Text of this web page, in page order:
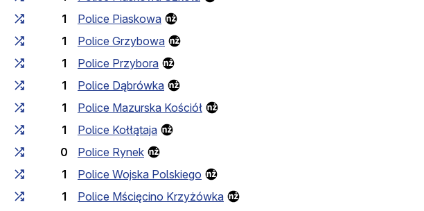
1
Police Piaskowa
1
Police Grzybowa
1
Police Przybora
1
Police Dąbrówka
1
Police Mazurska Kościół
1
Police Kołłątaja
0
Police Rynek
1
Police Wojska Polskiego
1
Police Mścięcino Krzyżówka